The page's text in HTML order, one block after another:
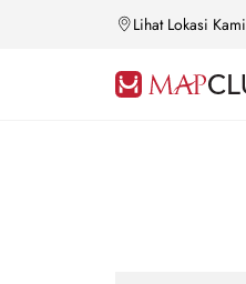
Lihat Lokasi Kami